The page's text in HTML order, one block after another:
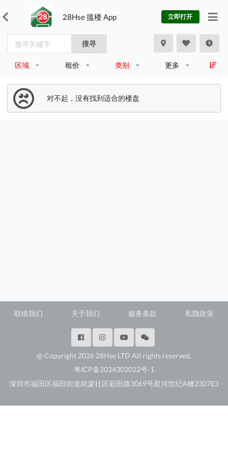
28Hse 搵楼 App 立即打开
搜寻
区域 租价 类别 更多
对不起，没有找到适合的楼盘
联络我们 关于我们 服务条款 私隐政策
@ Copyright 2026 28Hse LTD All rights reserved.
粤ICP备2024302022号-1
深圳市福田区福田街道岗厦社区彩田路3069号星河世纪A楝2307E3